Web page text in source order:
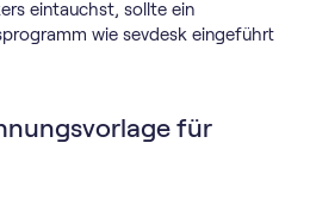
eintauchst, sollte ein
wie sevdesk eingeführt
für